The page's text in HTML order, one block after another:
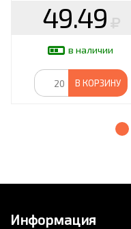
49.49
в наличии
В КОРЗИНУ
Информация